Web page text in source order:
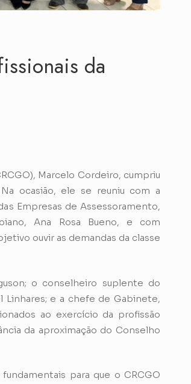
da
Marcelo Cordeiro, cumpriu
ocasião, ele se reuniu com a
Empresas de Assessoramento,
Ana Rosa Bueno, e com
ouvir as demandas da classe
o conselheiro suplente do
Linhares; e a chefe de Gabinete,
ao exercício da profissão
da aproximação do Conselho
para que o CRCGO